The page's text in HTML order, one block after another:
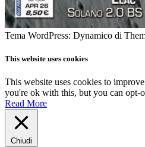
Tema WordPress: Dynamico di
This website uses cookies
This website uses cookies to
you're ok with this, but you can opt-
Read More
Chiudi